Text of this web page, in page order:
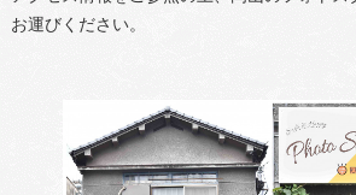
お運びください。